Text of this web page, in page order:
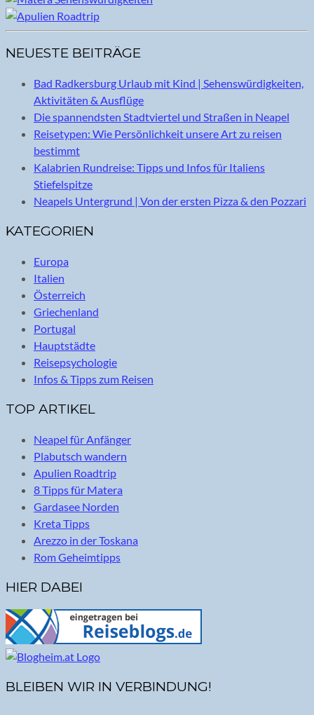
NEUESTE BEITRÄGE
Bad Radkersburg Urlaub mit Kind | Sehenswürdigkeiten,
Aktivitäten & Ausflüge
Die spannendsten Stadtviertel und Straßen in Neapel
Reisetypen: Wie Persönlichkeit unsere Art zu reisen
bestimmt
Kalabrien Rundreise: Tipps und Infos für Italiens
Stiefelspitze
Neapels Untergrund | Von der ersten Pizza & den Pozzari
KATEGORIEN
Europa
Italien
Österreich
Griechenland
Portugal
Hauptstädte
Reisepsychologie
Infos & Tipps zum Reisen
TOP ARTIKEL
Neapel für Anfänger
Plabutsch wandern
Apulien Roadtrip
8 Tipps für Matera
Gardasee Norden
Kreta Tipps
Arezzo in der Toskana
Rom Geheimtipps
HIER DABEI
BLEIBEN WIR IN VERBINDUNG!